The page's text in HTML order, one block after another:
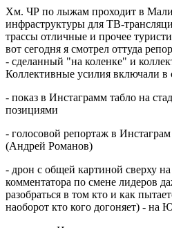
Хм. ЧР по лыжам проходит в
инфраструктуры для ТВ-
трассы отличные и прочее
вот сегодня я смотрел оттуда
- сделанный "на коленке" и
Коллективные усилия включали в
- показ в Инстаграмм табло на
позициями
- голосовой репортаж в
(Андрей Романов)
- дрон с общей картиной сверху
комментатора по смене лидеров
разобраться в том кто и как
наоборот кто кого догоняет) - на